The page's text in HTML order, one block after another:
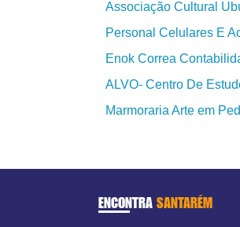
Associação Cultural
Personal Celulares E
Enok Correa
ALVO- Centro De
Marmoraria Arte em
ENCONTRASANTARÉM